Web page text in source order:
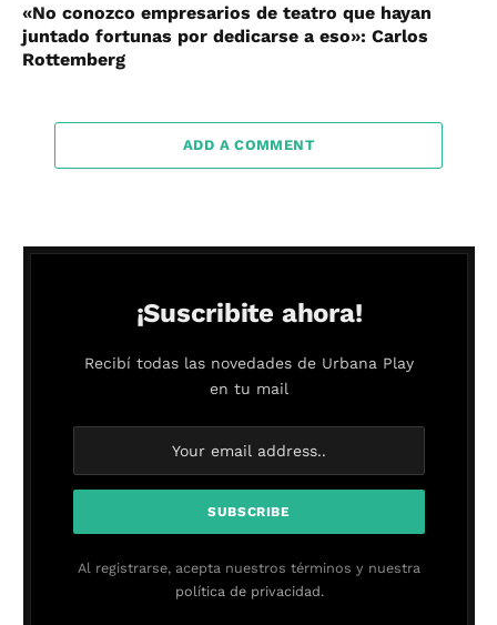
«No conozco empresarios de teatro que hayan
juntado fortunas por dedicarse a eso»: Carlos
Rottemberg
ADD A COMMENT
¡Suscribite ahora!
Recibí todas las novedades de Urbana Play
en tu mail
Al registrarse, acepta nuestros términos y nuestra
política de privacidad.